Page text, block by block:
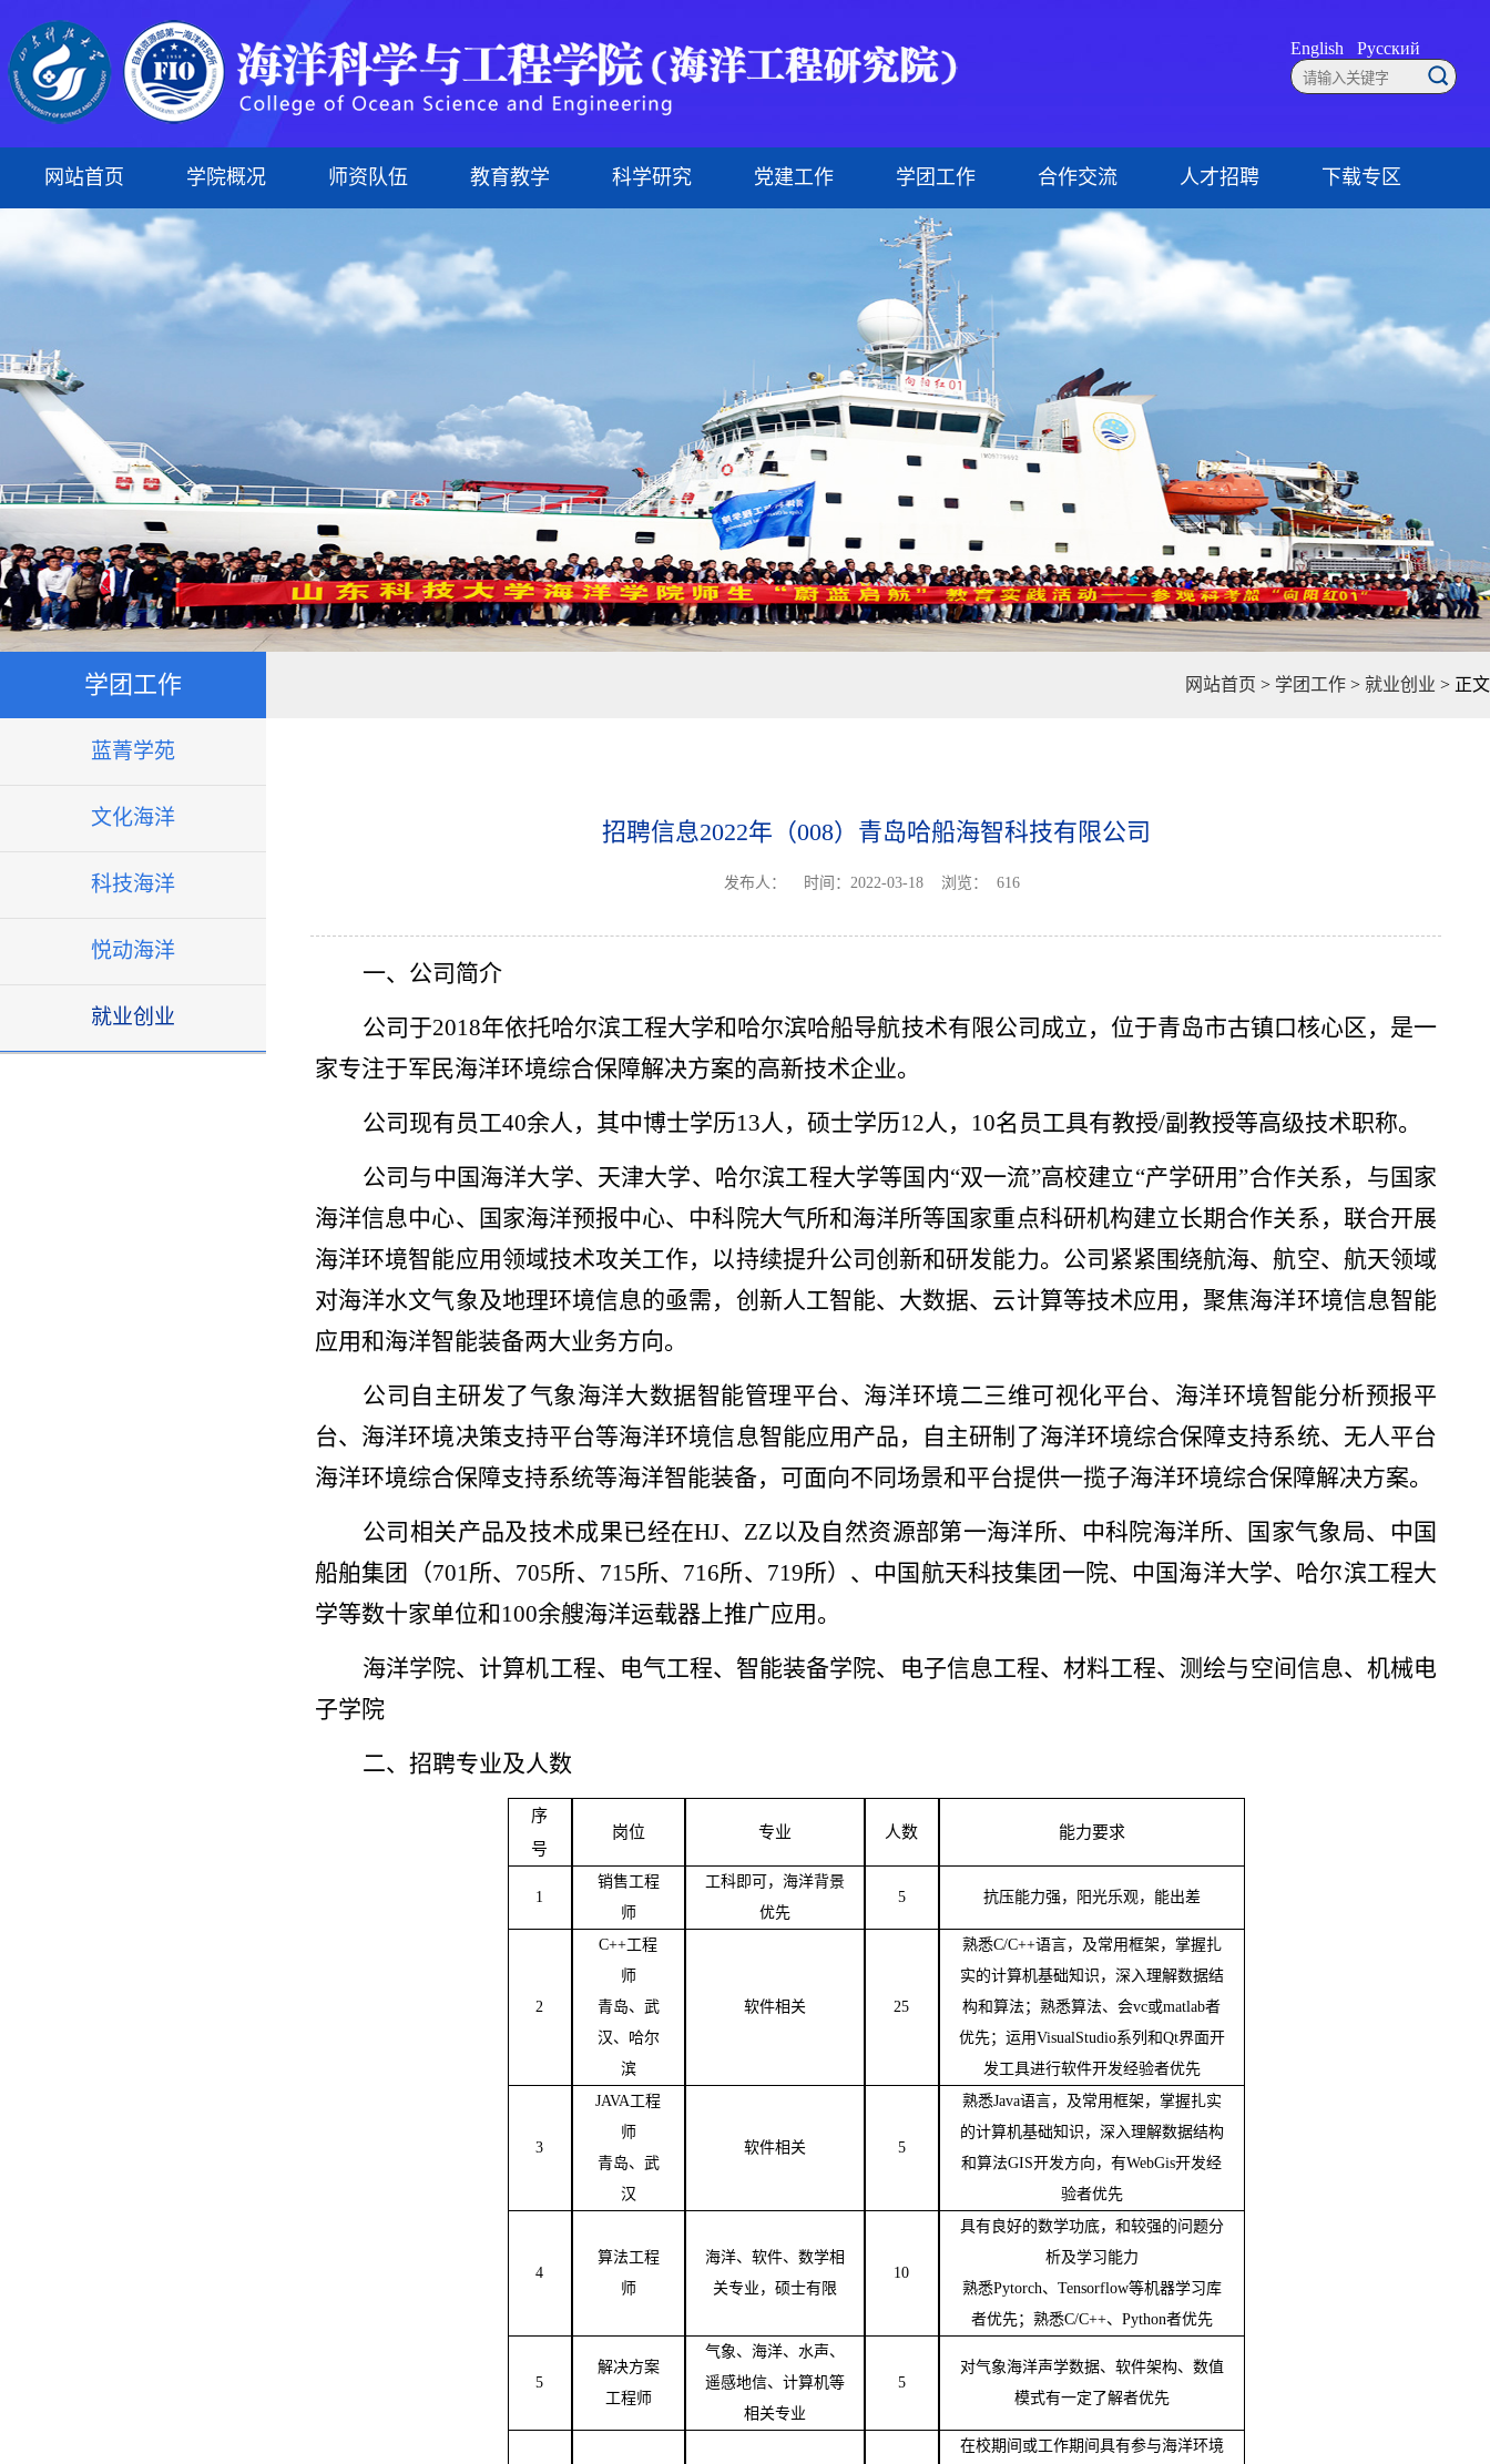
English Русский
网站首页 学院概况
学院简介 现任领导 联系方式
师资队伍
专任教师 管理人员 研究生导师
教育教学
本科生 研究生
科学研究
科研平台 科研机构
党建工作
组织建设 理论学习
学团工作
蓝菁学苑 文化海洋 就业创业
合作交流 人才招聘 下载专区
本科生教育 研究生教育
学团工作 网站首页 > 学团工作 > 就业创业 > 正文
蓝菁学苑
文化海洋
科技海洋
悦动海洋
就业创业
招聘信息2022年（008）青岛哈船海智科技有限公司
发布人： 时间：2022-03-18 浏览： 616
一、公司简介
公司于2018年依托哈尔滨工程大学和哈尔滨哈船导航技术有限公司成立，位于青岛市古镇口核心区，是一
家专注于军民海洋环境综合保障解决方案的高新技术企业。
公司现有员工40余人，其中博士学历13人，硕士学历12人，10名员工具有教授/副教授等高级技术职称。
公司与中国海洋大学、天津大学、哈尔滨工程大学等国内“双一流”高校建立“产学研用”合作关系，与 国家
海洋信息中心、国家海洋预报中心、中科院大气所和海洋所等国家重点科研机构建立长期合作关系， 联合开展
海洋环境智能应用领域技术攻关工作，以持续提升公司创新和研发能力。公司紧紧围绕航海、航空、航天领域
对海洋水文气象及地理环境信息的亟需，创新人工智能、大数据、云计算等技术应用，聚焦海洋环境信息智能
应用和海洋智能装备两大业务方向。
公司自主研发了气象海洋大数据智能管理平台、海洋环境二三维可视化平台、海洋环境智能分析预报平
台、海洋环境决策支持平台等海洋环境信息智能应用产品，自主研制了海洋环境综合保障支持系统、无人平台
海洋环境综合保障支持系统等海洋智能装备，可面向不同场景和平台提供一揽子海洋环境综合保障解决方案。
公司相关产品及技术成果已经在HJ、ZZ以及自然资源部第一海洋所、中科院海洋所、国家气象局、中国
船舶集团（701所、705所、715所、716所、719所）、中国航天科技集团一院、中国海洋大学、哈尔滨工程大
学等数十家单位和100余艘海洋运载器上推广应用。
海洋学院、计算机工程、电气工程、智能装备学院、电子信息工程、材料工程、测绘与空间信息、机械电
子学院
二、招聘专业及人数
序
号
岗位 专业 人数 能力要求
1
销售工程
师
工科即可，海洋背景
优先
5 抗压能力强，阳光乐观，能出差
2
C++工程
师
青岛、武
汉、哈尔
滨
软件相关 25
熟悉C/C++语言，及常用框架，掌握扎
实的计算机基础知识，深入理解数据结
构和算法；熟悉算法、会vc或matlab者
优先；运用VisualStudio系列和Qt界面开
发工具进行软件开发经验者优先
3
JAVA工程
师
青岛、武
汉
软件相关 5
熟悉Java语言，及常用框架，掌握扎实
的计算机基础知识，深入理解数据结构
和算法GIS开发方向，有WebGis开发经
验者优先
4
算法工程
师
海洋、软件、数学相
关专业，硕士有限
10
具有良好的数学功底，和较强的问题分
析及学习能力
熟悉Pytorch、 Tensorflow等机器学习库
者优先；熟悉C/C++、 Python者优先
5
解决方案
工程师
气象、海洋、水声、
遥感地信、计算机等
相关专业
5
对气象海洋声学数据、软件架构、数值
模式有一定了解者优先
在校期间或工作期间具有参与海洋环境